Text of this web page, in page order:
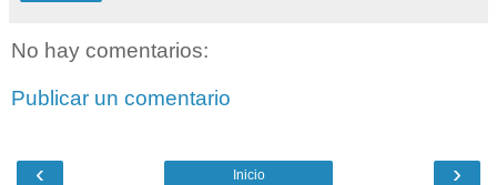
No hay comentarios:
Publicar un comentario
‹ ›
Inicio